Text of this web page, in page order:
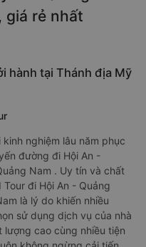
giá rẻ nhất
hành tại Thánh địa Mỹ
kinh nghiệm lâu năm phục
đường đi Hội An -
Nam . Uy tín và chất
đi Hội An - Quảng
là lý do khiến nhiều
sử dụng dịch vụ của nhà
cao cùng nhiều tiện